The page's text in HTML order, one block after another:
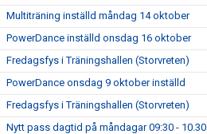
Multiträning inställd måndag 14 oktober
PowerDance inställd onsdag 16 oktober
Fredagsfys i Träningshallen (Storvreten)
PowerDance onsdag 9 oktober inställd
Fredagsfys i Träningshallen (Storvreten)
Nytt pass dagtid på måndagar 09:30 - 10.30